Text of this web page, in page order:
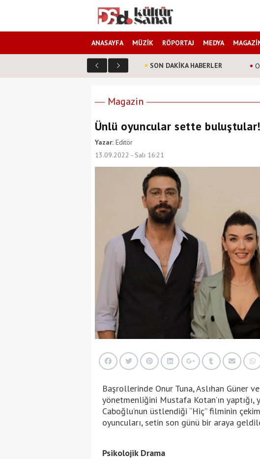
ANASAYFA MÜZİK RÖPORTAJ MEDYA
SON DAKİKA HABERLER
Magazin
Ünlü oyuncular sette buluştular!
Yazar:Editör
13.09.2022 - Salı 16:21
Başrollerinde Onur Tuna, Aslıhan Güner
yönetmenliğini Mustafa Kotan’ın yaptığı,
Caboğlu’nun üstlendiği “Hiç” filminin
oyuncuları, setin son günü bir araya
Psikolojik Drama